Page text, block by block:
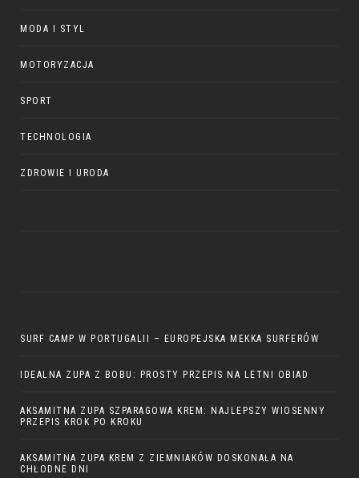
MODA I STYL
MOTORYZACJA
SPORT
TECHNOLOGIA
ZDROWIE I URODA
SURF CAMP W PORTUGALII – EUROPEJSKA MEKKA SURFERÓW
IDEALNA ZUPA Z BOBU: PROSTY PRZEPIS NA LETNI OBIAD
AKSAMITNA ZUPA SZPARAGOWA KREM: NAJLEPSZY WIOSENNY
PRZEPIS KROK PO KROKU
AKSAMITNA ZUPA KREM Z ZIEMNIAKÓW DOSKONAŁA NA
CHŁODNE DNI